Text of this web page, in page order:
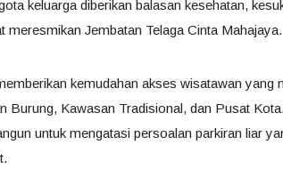
keluarga diberikan balasan kesehatan,
meresmikan Jembatan Telaga Cinta Mahajaya.
kemudahan akses wisatawan yang
Burung, Kawasan Tradisional, dan Pusat
untuk mengatasi persoalan parkiran liar